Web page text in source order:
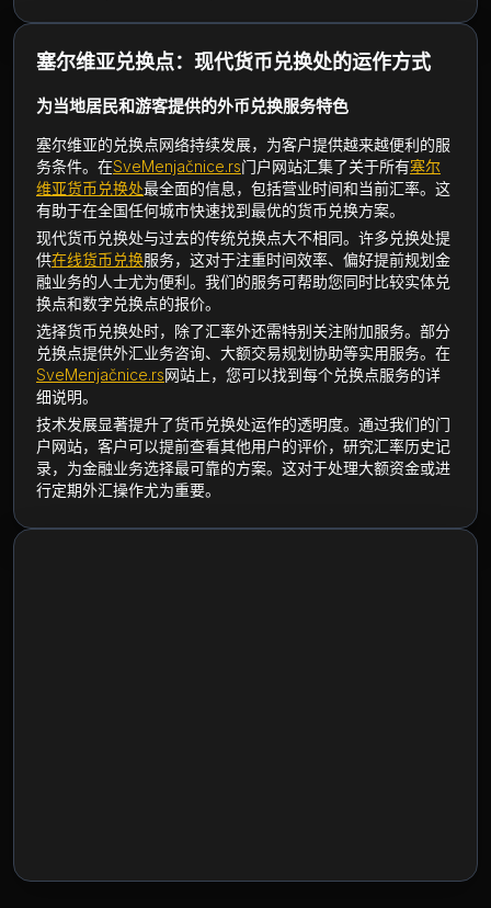
塞尔维亚兑换点：现代货币兑换处的运作方式
为当地居民和游客提供的外币兑换服务特色
塞尔维亚的兑换点网络持续发展，为客户提供越来越便利的服
务条件。在SveMenjačnice.rs门户网站汇集了关于所有塞尔
维亚货币兑换处最全面的信息，包括营业时间和当前汇率。这
有助于在全国任何城市快速找到最优的货币兑换方案。
现代货币兑换处与过去的传统兑换点大不相同。许多兑换处提
供在线货币兑换服务，这对于注重时间效率、偏好提前规划金
融业务的人士尤为便利。我们的服务可帮助您同时比较实体兑
换点和数字兑换点的报价。
选择货币兑换处时，除了汇率外还需特别关注附加服务。部分
兑换点提供外汇业务咨询、大额交易规划协助等实用服务。在
SveMenjačnice.rs网站上，您可以找到每个兑换点服务的详
细说明。
技术发展显著提升了货币兑换处运作的透明度。通过我们的门
户网站，客户可以提前查看其他用户的评价，研究汇率历史记
录，为金融业务选择最可靠的方案。这对于处理大额资金或进
行定期外汇操作尤为重要。